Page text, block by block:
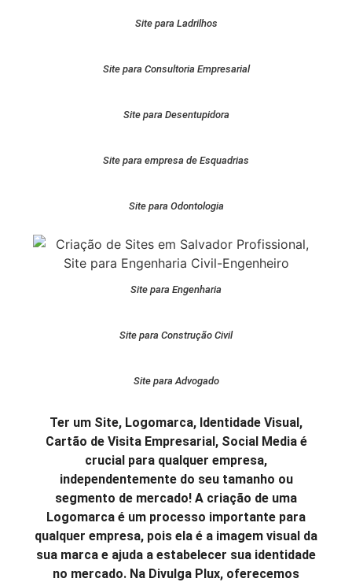
Site para Ladrilhos
Site para Consultoria Empresarial
Site para Desentupidora
Site para empresa de Esquadrias
Site para Odontologia
Site para Engenharia
Site para Construção Civil
Site para Advogado
Ter um Site, Logomarca, Identidade Visual,
Cartão de Visita Empresarial, Social Media é
crucial para qualquer empresa,
independentemente do seu tamanho ou
segmento de mercado! A criação de uma
Logomarca é um processo importante para
qualquer empresa, pois ela é a imagem visual da
sua marca e ajuda a estabelecer sua identidade
no mercado. Na Divulga Plux, oferecemos